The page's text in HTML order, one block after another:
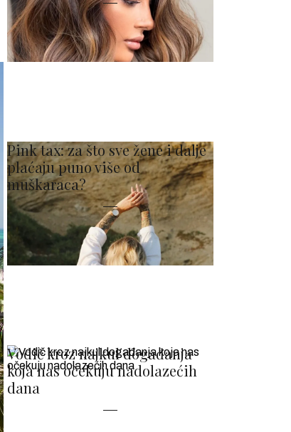
Pink tax: za što sve žene i dalje
plaćaju puno više od
muškaraca?
Vodič kroz najkul događanja
koja nas očekuju nadolazećih
dana